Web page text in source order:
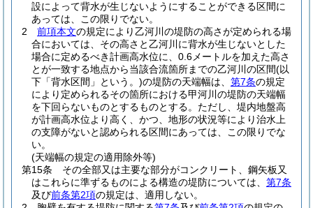
設によって背水が生じないようにすることができる区間に
あっては、この限りでない。
2
前項本文の規定により乙河川の堤防の高さが定められる場
合においては、その高さと乙河川に背水が生じないとした
場合に定めるべき計画高水位に、0.6メートルを加えた高さ
とが一致する地点から当該合流箇所までの乙河川の区間(以
下「背水区間」という。)の堤防の天端幅は、 第7条の規定
により定められるその箇所における甲河川の堤防の天端幅
を下回らないものとするものとする。 ただし、堤内地盤高
が計画高水位より高く、かつ、地形の状況等により治水上
の支障がないと認められる区間にあっては、この限りでな
い。
(天端幅の規定の適用除外等)
第15条
その全部又は主要な部分がコンクリート、鋼矢板又
はこれらに準ずるものによる構造の堤防については、 第7条
及び前条第2項の規定は、適用しない。